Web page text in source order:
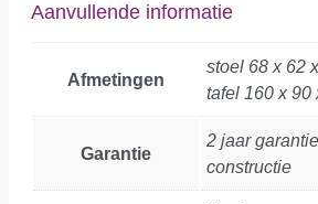
Aanvullende informatie
Afmetingen
stoel 68 x 62
tafel 160 x 90
Garantie
2 jaar
constructie